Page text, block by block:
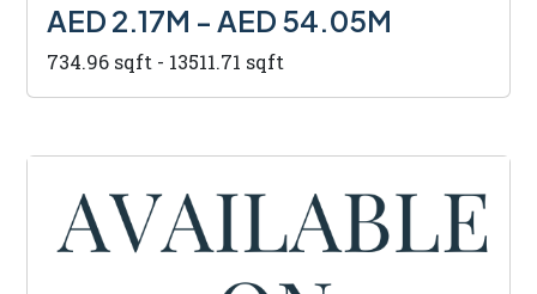
AED 2.17M - AED 54.05M
734.96 sqft - 13511.71 sqft